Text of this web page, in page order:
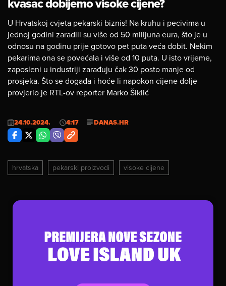
U Hrvatskoj cvjeta pekarski biznis! Na kruhu i pecivima u
jednoj godini zaradili su više od 50 milijuna eura, što je u
odnosu na godinu prije gotovo pet puta veća dobit. Nekim
pekarima ona se povećala i više od 10 puta. U isto vrijeme,
zaposleni u industriji zarađuju čak 30 posto manje od
prosjeka. Što se događa i hoće li napokon cijene dolje
provjerio je RTL-ov reporter Marko Šiklić
24.10.2024. 4:17 DANAS.HR
hrvatska pekarski proizvodi visoke cijene